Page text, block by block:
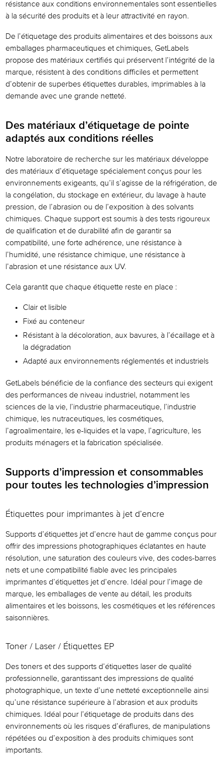
résistance aux conditions environnementales sont essentielles
à la sécurité des produits et à leur attractivité en rayon.
De l’étiquetage des produits alimentaires et des boissons aux
emballages pharmaceutiques et chimiques, GetLabels
propose des matériaux certifiés qui préservent l’intégrité de la
marque, résistent à des conditions difficiles et permettent
d’obtenir de superbes étiquettes durables, imprimables à la
demande avec une grande netteté.
Des matériaux d’étiquetage de pointe
adaptés aux conditions réelles
Notre laboratoire de recherche sur les matériaux développe
des matériaux d’étiquetage spécialement conçus pour les
environnements exigeants, qu’il s’agisse de la réfrigération, de
la congélation, du stockage en extérieur, du lavage à haute
pression, de l’abrasion ou de l’exposition à des solvants
chimiques. Chaque support est soumis à des tests rigoureux
de qualification et de durabilité afin de garantir sa
compatibilité, une forte adhérence, une résistance à
l’humidité, une résistance chimique, une résistance à
l’abrasion et une résistance aux UV.
Cela garantit que chaque étiquette reste en place :
Clair et lisible
Fixé au conteneur
Résistant à la décoloration, aux bavures, à l’écaillage et à
la dégradation
Adapté aux environnements réglementés et industriels
GetLabels bénéficie de la confiance des secteurs qui exigent
des performances de niveau industriel, notamment les
sciences de la vie, l’industrie pharmaceutique, l’industrie
chimique, les nutraceutiques, les cosmétiques,
l’agroalimentaire, les e-liquides et la vape, l’agriculture, les
produits ménagers et la fabrication spécialisée.
Supports d’impression et consommables
pour toutes les technologies d’impression
Étiquettes pour imprimantes à jet d’encre
Supports d’étiquettes jet d’encre haut de gamme conçus pour
offrir des impressions photographiques éclatantes en haute
résolution, une saturation des couleurs vive, des codes-barres
nets et une compatibilité fiable avec les principales
imprimantes d’étiquettes jet d’encre. Idéal pour l’image de
marque, les emballages de vente au détail, les produits
alimentaires et les boissons, les cosmétiques et les références
saisonnières.
Toner / Laser / Étiquettes EP
Des toners et des supports d’étiquettes laser de qualité
professionnelle, garantissant des impressions de qualité
photographique, un texte d’une netteté exceptionnelle ainsi
qu’une résistance supérieure à l’abrasion et aux produits
chimiques. Idéal pour l’étiquetage de produits dans des
environnements où les risques d’éraflures, de manipulations
répétées ou d’exposition à des produits chimiques sont
importants.